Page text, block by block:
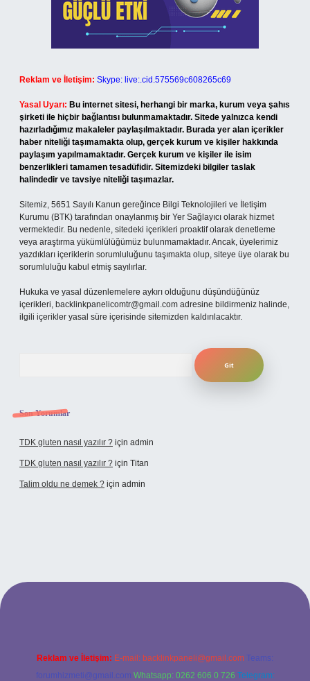
Reklam ve İletişim: Skype: live:.cid.575569c608265c69
Yasal Uyarı: Bu internet sitesi, herhangi bir marka, kurum veya şahıs
şirketi ile hiçbir bağlantısı bulunmamaktadır. Sitede yalnızca kendi
hazırladığımız makaleler paylaşılmaktadır. Burada yer alan içerikler
haber niteliği taşımamakta olup, gerçek kurum ve kişiler hakkında
paylaşım yapılmamaktadır. Gerçek kurum ve kişiler ile isim
benzerlikleri tamamen tesadüfidir. Sitemizdeki bilgiler taslak
halindedir ve tavsiye niteliği taşımazlar.
Sitemiz, 5651 Sayılı Kanun gereğince Bilgi Teknolojileri ve İletişim
Kurumu (BTK) tarafından onaylanmış bir Yer Sağlayıcı olarak hizmet
vermektedir. Bu nedenle, sitedeki içerikleri proaktif olarak denetleme
veya araştırma yükümlülüğümüz bulunmamaktadır. Ancak, üyelerimiz
yazdıkları içeriklerin sorumluluğunu taşımakta olup, siteye üye olarak bu
sorumluluğu kabul etmiş sayılırlar.
Hukuka ve yasal düzenlemelere aykırı olduğunu düşündüğünüz
içerikleri, backlinkpanelicomtr@gmail.com adresine bildirmeniz halinde,
ilgili içerikler yasal süre içerisinde sitemizden kaldırılacaktır.
Son Yorumlar
TDK gluten nasıl yazılır ? için admin
TDK gluten nasıl yazılır ? için Titan
Talim oldu ne demek ? için admin
giriş
Reklam ve İletişim: E-mail: backlinkpaneli@gmail.com Teams:
forumhizmeti@gmail.com Whatsapp: 0262 606 0 726 Telegram: